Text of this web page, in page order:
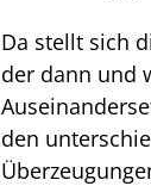
Da stellt sich
der dann und
den